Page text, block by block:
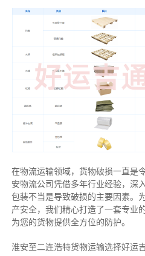
在物流运输领域，货物破损一直是
安物流公司凭借多年行业经验，深
包装不当是导致破损的主要因素。
产安全，我们精心打造了一套专业
为您的货物提供全方位的防护。
淮安至二连浩特货物运输选择好运